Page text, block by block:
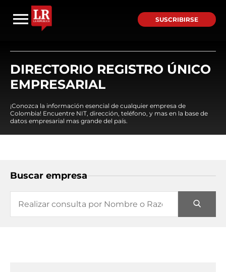
SUSCRIBIRSE
DIRECTORIO REGISTRO ÚNICO
EMPRESARIAL
¡Conozca la información esencial de cualquier empresa de
Colombia! Encuentre NIT, dirección, teléfono, y mas en la base de
datos empresarial mas grande del país.
Buscar empresa